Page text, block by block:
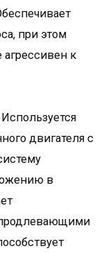
при этом
к
двигателя с
в